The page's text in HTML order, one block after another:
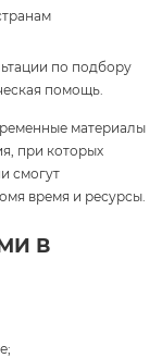
по подбору
помощь.
материалы
при которых
смогут
время и ресурсы.
В